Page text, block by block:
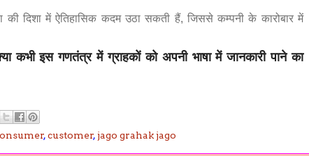
की दिशा में ऐतिहासिक कदम उठा सकती हैं, जिससे कम्पनी के कारोबार में
कभी इस गणतंत्र में ग्राहकों को अपनी भाषा में जानकारी पाने का
,customer,jago grahak jago